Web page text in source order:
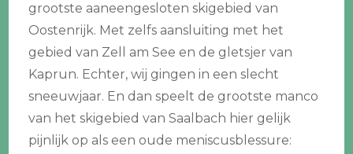
grootste aaneengesloten skigebied van
Oostenrijk. Met zelfs aansluiting met het
gebied van Zell am See en de gletsjer van
Kaprun. Echter, wij gingen in een slecht
sneeuwjaar. En dan speelt de grootste manco
van het skigebied van Saalbach hier gelijk
pijnlijk op als een oude meniscusblessure: